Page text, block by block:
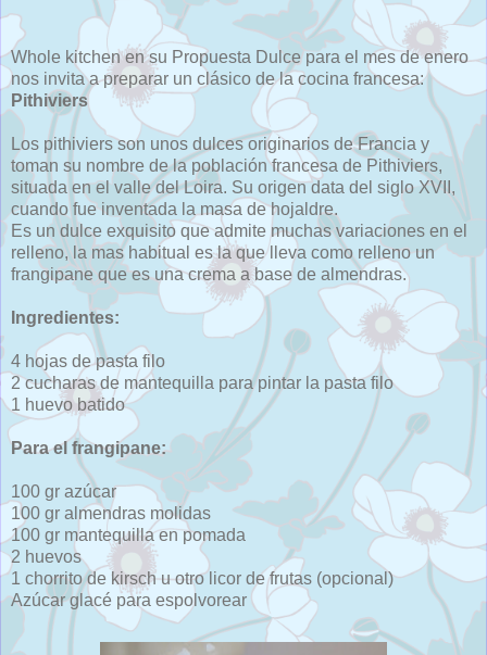
Whole kitchen en su Propuesta Dulce para el mes de enero
nos invita a preparar un clásico de la cocina francesa:
Pithiviers
Los pithiviers son unos dulces originarios de Francia y
toman su nombre de la población francesa de Pithiviers,
situada en el valle del Loira. Su origen data del siglo XVII,
cuando fue inventada la masa de hojaldre.
Es un dulce exquisito que admite muchas variaciones en el
relleno, la mas habitual es la que lleva como relleno un
frangipane que es una crema a base de almendras.
Ingredientes:
4 hojas de pasta filo
2 cucharas de mantequilla para pintar la pasta filo
1 huevo batido
Para el frangipane:
100 gr azúcar
100 gr almendras molidas
100 gr mantequilla en pomada
2 huevos
1 chorrito de kirsch u otro licor de frutas (opcional)
Azúcar glacé para espolvorear